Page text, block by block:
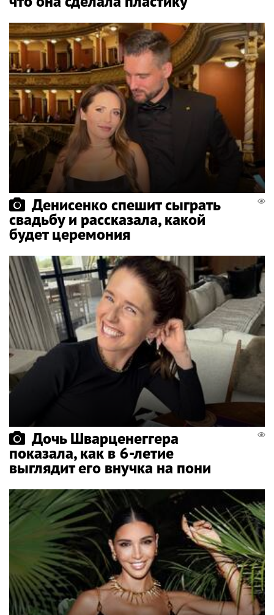
Денисенко спешит сыграть
свадьбу и рассказала, какой
будет церемония
Дочь Шварценеггера
показала, как в 6-летие
выглядит его внучка на пони